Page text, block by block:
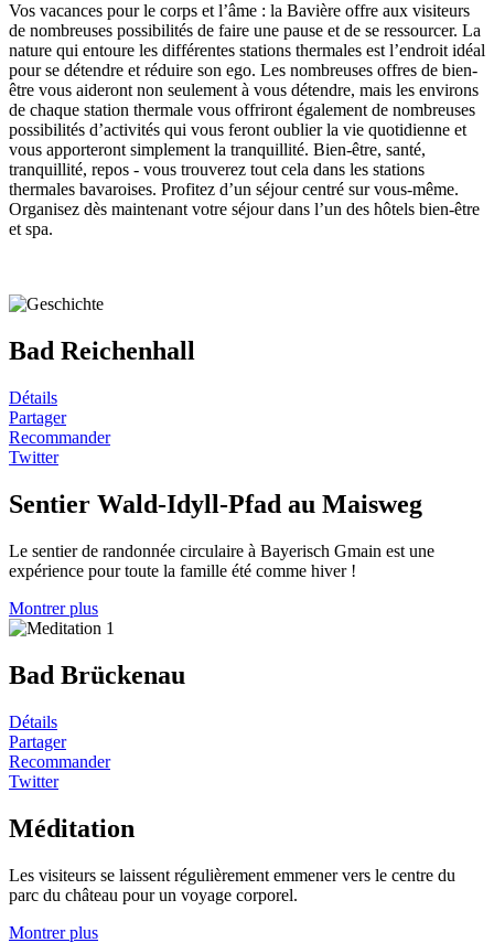
Vos vacances pour le corps et l’âme : la Bavière offre aux visiteurs
de nombreuses possibilités de faire une pause et de se ressourcer. La
nature qui entoure les différentes stations thermales est l’endroit idéal
pour se détendre et réduire son ego. Les nombreuses offres de bien-
être vous aideront non seulement à vous détendre, mais les environs
de chaque station thermale vous offriront également de nombreuses
possibilités d’activités qui vous feront oublier la vie quotidienne et
vous apporteront simplement la tranquillité. Bien-être, santé,
tranquillité, repos - vous trouverez tout cela dans les stations
thermales bavaroises. Profitez d’un séjour centré sur vous-même.
Organisez dès maintenant votre séjour dans l’un des hôtels bien-être
et spa.
Bad Reichenhall
Détails
Partager
Recommander
Twitter
Sentier Wald-Idyll-Pfad au Maisweg
Le sentier de randonnée circulaire à Bayerisch Gmain est une
expérience pour toute la famille été comme hiver !
Montrer plus
Bad Brückenau
Détails
Partager
Recommander
Twitter
Méditation
Les visiteurs se laissent régulièrement emmener vers le centre du
parc du château pour un voyage corporel.
Montrer plus